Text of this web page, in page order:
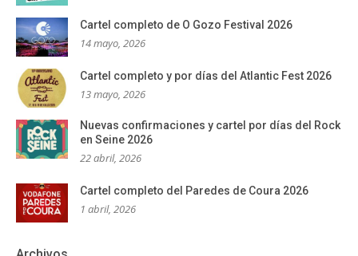
Cartel completo de O Gozo Festival 2026
14 mayo, 2026
Cartel completo y por días del Atlantic Fest 2026
13 mayo, 2026
Nuevas confirmaciones y cartel por días del Rock
en Seine 2026
22 abril, 2026
Cartel completo del Paredes de Coura 2026
1 abril, 2026